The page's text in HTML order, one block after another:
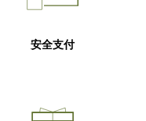
安全支付